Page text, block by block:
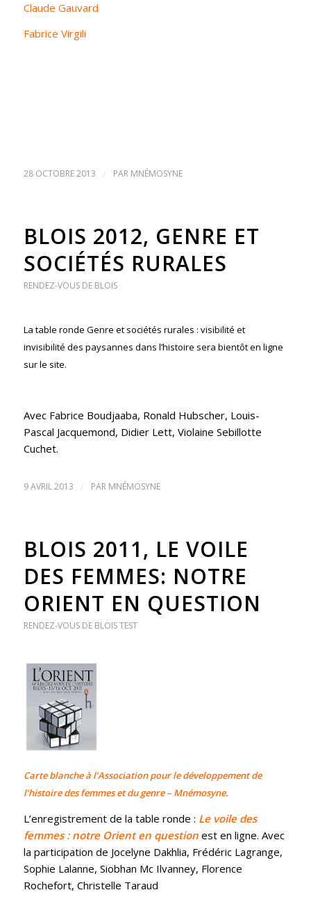
Claude Gauvard
Fabrice Virgili
28 OCTOBRE 2013 / PAR MNÉMOSYNE
BLOIS 2012, GENRE ET
SOCIÉTÉS RURALES
RENDEZ-VOUS DE BLOIS
La table ronde Genre et sociétés rurales : visibilité et
invisibilité des paysannes dans l’histoire sera bientôt en ligne
sur le site.
Avec Fabrice Boudjaaba, Ronald Hubscher, Louis-
Pascal Jacquemond, Didier Lett, Violaine Sebillotte
Cuchet.
9 AVRIL 2013 / PAR MNÉMOSYNE
BLOIS 2011, LE VOILE
DES FEMMES: NOTRE
ORIENT EN QUESTION
RENDEZ-VOUS DE BLOIS TEST
Carte blanche à l’Association pour le développement de
l’histoire des femmes et du genre – Mnémosyne.
L’enregistrement de la table ronde : Le voile des
femmes : notre Orient en questionest en ligne. Avec
la participation de Jocelyne Dakhlia, Frédéric Lagrange,
Sophie Lalanne, Siobhan Mc Ilvanney, Florence
Rochefort, Christelle Taraud